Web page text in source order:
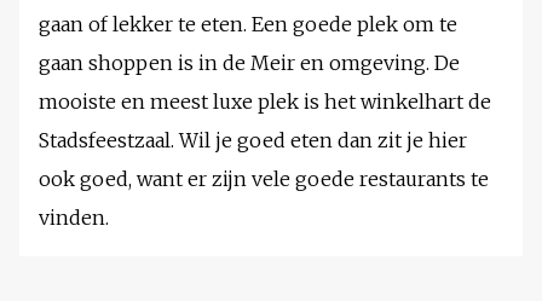
gaan of lekker te eten. Een goede plek om te
gaan shoppen is in de Meir en omgeving. De
mooiste en meest luxe plek is het winkelhart de
Stadsfeestzaal. Wil je goed eten dan zit je hier
ook goed, want er zijn vele goede restaurants te
vinden.